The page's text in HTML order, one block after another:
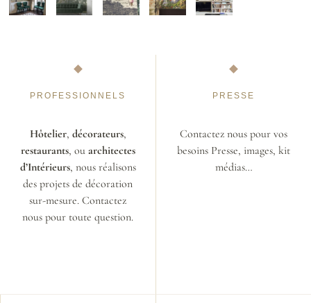
PROFESSIONNELS
Hôtelier, décorateurs,
restaurants, ou architectes
d’Intérieurs, nous réalisons
des projets de décoration
sur-mesure. Contactez
nous pour toute question.
PRESSE
Contactez nous pour vos
besoins Presse, images, kit
médias…